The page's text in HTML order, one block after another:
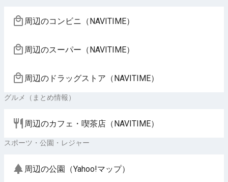
周辺のコンビニ（NAVITIME）
周辺のスーパー（NAVITIME）
周辺のドラッグストア（NAVITIME）
グルメ（まとめ情報）
周辺のカフェ・喫茶店（NAVITIME）
スポーツ・公園・レジャー
周辺の公園（Yahoo!マップ）